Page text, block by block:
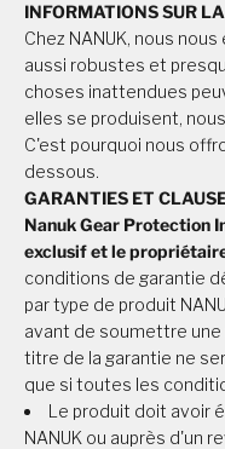
INFORMATIONS SUR
Chez NANUK, nous
aussi robustes et
choses inattendues
elles se produisent,
C'est pourquoi nous
dessous.
GARANTIES ET
Nanuk Gear Protection
exclusif et le
conditions de garantie
par type de produit
avant de soumettre
titre de la garantie ne
que si toutes les
Le produit doit avoir
NANUK ou auprès d'un